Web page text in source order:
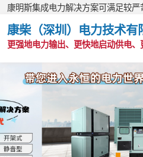
康柴（深圳）电力技术有
OEM发电机组
静音发电机组
移动电站